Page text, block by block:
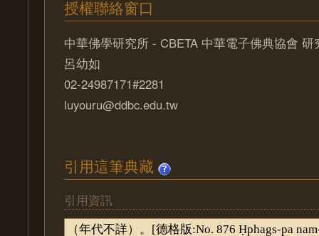
授權聯絡窗口
中華佛學研究所 - CBETA 中華電子佛典協會 研
呂幼如
02-24987171#2281
luyouru@ddbc.edu.tw
引用這筆典藏
引用資訊